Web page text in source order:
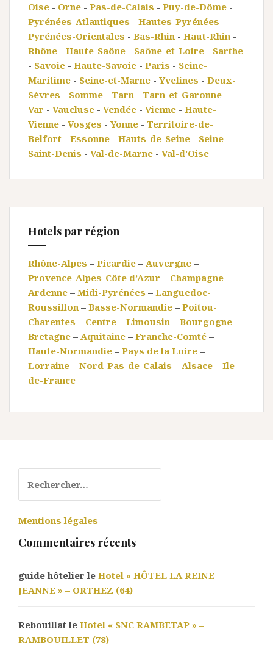
Oise - Orne - Pas-de-Calais - Puy-de-Dôme -
Pyrénées-Atlantiques - Hautes-Pyrénées -
Pyrénées-Orientales - Bas-Rhin - Haut-Rhin -
Rhône - Haute-Saône - Saône-et-Loire - Sarthe
- Savoie - Haute-Savoie - Paris - Seine-
Maritime - Seine-et-Marne - Yvelines - Deux-
Sèvres - Somme - Tarn - Tarn-et-Garonne -
Var - Vaucluse - Vendée - Vienne - Haute-
Vienne - Vosges - Yonne - Territoire-de-
Belfort - Essonne - Hauts-de-Seine - Seine-
Saint-Denis - Val-de-Marne - Val-d'Oise
Hotels par région
Rhône-Alpes – Picardie – Auvergne –
Provence-Alpes-Côte d’Azur – Champagne-
Ardenne – Midi-Pyrénées – Languedoc-
Roussillon – Basse-Normandie – Poitou-
Charentes – Centre – Limousin – Bourgogne –
Bretagne – Aquitaine – Franche-Comté –
Haute-Normandie – Pays de la Loire –
Lorraine – Nord-Pas-de-Calais – Alsace – Ile-
de-France
Mentions légales
Commentaires récents
guide hôtelier le Hotel « HÔTEL LA REINE
JEANNE » – ORTHEZ (64)
Rebouillat le Hotel « SNC RAMBETAP » –
RAMBOUILLET (78)